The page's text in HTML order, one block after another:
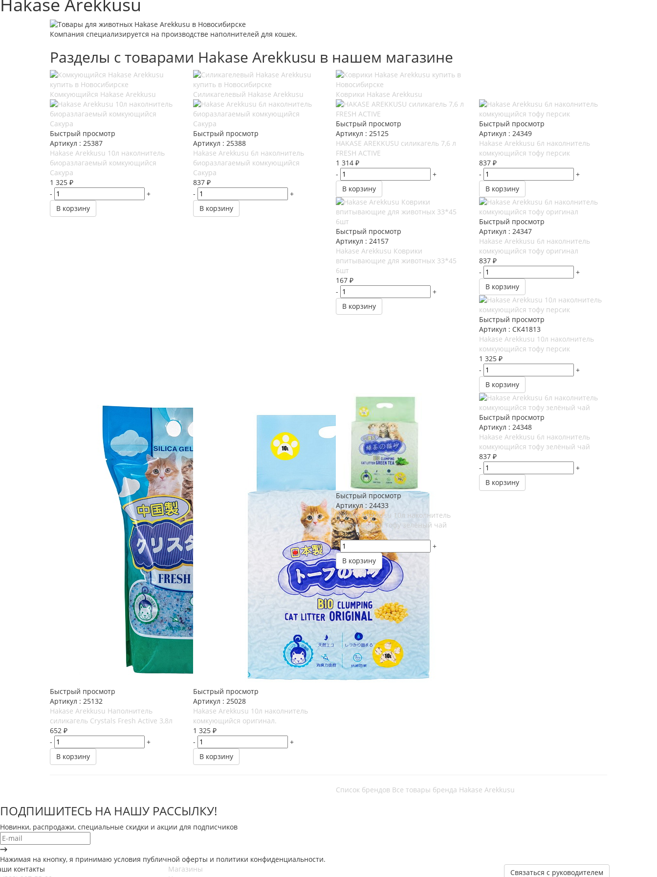
Компания специализируется на производстве наполнителей для кошек.
Разделы с товарами Hakase Arekkusu в нашем магазине
Комкующийся Hakase Arekkusu Силикагелевый Hakase Arekkusu Коврики Hakase Arekkusu
Быстрый просмотр
Артикул : 25387
Hakase Arekkusu 10л наколнитель
биоразлагаемый комкующийся
Сакура
1 325 ₽
-
+
В корзину
Быстрый просмотр
Артикул : 25388
Hakase Arekkusu 6л наколнитель
биоразлагаемый комкующийся
Сакура
837₽
-
+
В корзину
Быстрый просмотр
Артикул : 25125
HAKASE AREKKUSU силикагель 7,6 л
FRESH ACTIVE
1 314 ₽
-
+
В корзину
Быстрый просмотр
Артикул : 24349
Hakase Arekkusu 6л наколнитель
комкующийся тофу персик
837₽
-
+
В корзину
Быстрый просмотр
Артикул : 24157
Hakase Arekkusu Коврики
впитывающие для животных 33*45
6шт
167 ₽
-
+
В корзину
Быстрый просмотр
Артикул : 24347
Hakase Arekkusu 6л наколнитель
комкующийся тофу оригинал
837₽
-
+
В корзину
Быстрый просмотр
Артикул : СК41813
Hakase Arekkusu 10л наколнитель
комкующийся тофу персик
1 325₽
-
+
В корзину
Быстрый просмотр
Артикул : 25132
Hakase Arekkusu Наполнитель
силикагель Crystals Fresh Active 3,8л
652 ₽
-
+
В корзину
Быстрый просмотр
Артикул : 25028
Hakase Arekkusu 10л наколнитель
комкующийся оригинал.
1 325₽
-
+
В корзину
Быстрый просмотр
Артикул : 24433
Hakase Arekkusu 10л наколнитель
комкующийся тофу зелёный чай
1 325₽
-
+
В корзину
Быстрый просмотр
Артикул : 24348
Hakase Arekkusu 6л наколнитель
комкующийся тофу зелёный чай
837₽
-
+
В корзину
Список брендов Все товары бренда Hakase Arekkusu
ПОДПИШИТЕСЬ НА НАШУ РАССЫЛКУ!
Новинки, распродажи, специальные скидки и акции для подписчиков
Нажимая на кнопку, я принимаю условия публичной оферты и политики конфиденциальности.
контакты
Магазины
Связаться с руководителем